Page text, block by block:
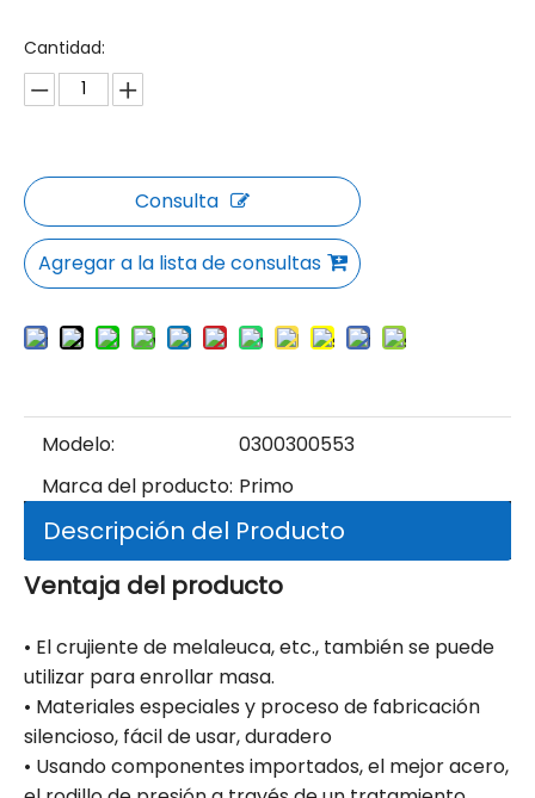
Cantidad:
Consulta
Agregar a la lista de consultas
Modelo:
0300300553
Marca del producto: Primo
Descripción del Producto
Ventaja del producto
• El crujiente de melaleuca, etc., también se puede
utilizar para enrollar masa.
• Materiales especiales y proceso de fabricación
silencioso, fácil de usar, duradero
• Usando componentes importados, el mejor acero,